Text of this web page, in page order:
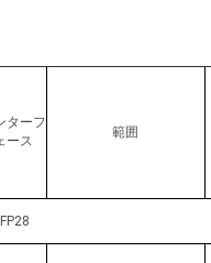
ターフ
ース
範囲